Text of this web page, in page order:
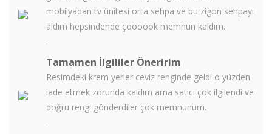
mobilyadan tv ünitesi orta sehpa ve bu zigon sehpayı
aldım hepsindende çoooook memnun kaldım.
.
Tamamen İlgililer Öneririm
Resimdeki krem yerler ceviz renginde geldi o yüzden
iade etmek zorunda kaldım ama satıcı çok ilgilendi ve
doğru rengi gönderdiler çok memnunum.
.